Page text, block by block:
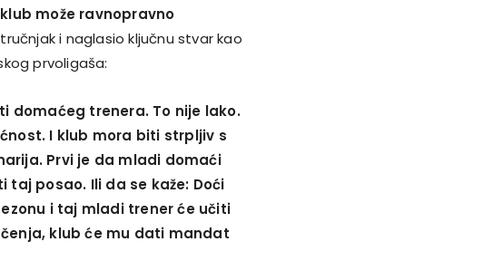
može ravnopravno
i naglasio ključnu stvar kao
prvoligaša:
domaćeg trenera. To nije lako.
I klub mora biti strpljiv s
Prvi je da mladi domaći
posao. Ili da se kaže: Doći
i taj mladi trener će učiti
klub će mu dati mandat